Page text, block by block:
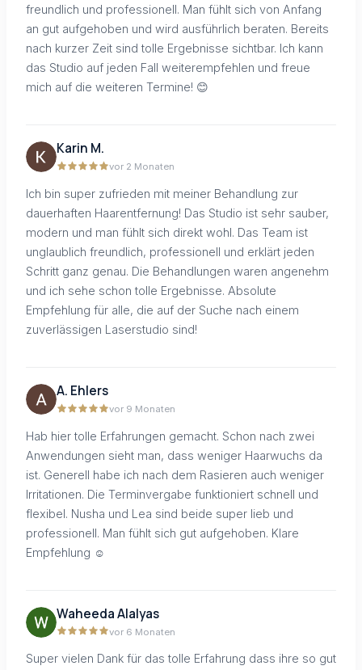
freundlich und professionell. Man fühlt sich von Anfang
an gut aufgehoben und wird ausführlich beraten. Bereits
nach kurzer Zeit sind tolle Ergebnisse sichtbar. Ich kann
das Studio auf jeden Fall weiterempfehlen und freue
mich auf die weiteren Termine! 😊
Karin M.
vor 2 Monaten
Ich bin super zufrieden mit meiner Behandlung zur
dauerhaften Haarentfernung! Das Studio ist sehr sauber,
modern und man fühlt sich direkt wohl. Das Team ist
unglaublich freundlich, professionell und erklärt jeden
Schritt ganz genau. Die Behandlungen waren angenehm
und ich sehe schon tolle Ergebnisse. Absolute
Empfehlung für alle, die auf der Suche nach einem
zuverlässigen Laserstudio sind!
A. Ehlers
vor 9 Monaten
Hab hier tolle Erfahrungen gemacht. Schon nach zwei
Anwendungen sieht man, dass weniger Haarwuchs da
ist. Generell habe ich nach dem Rasieren auch weniger
Irritationen. Die Terminvergabe funktioniert schnell und
flexibel. Nusha und Lea sind beide super lieb und
professionell. Man fühlt sich gut aufgehoben. Klare
Empfehlung ☺️
Waheeda Alalyas
vor 6 Monaten
Super vielen Dank für das tolle Erfahrung dass ihre so gut